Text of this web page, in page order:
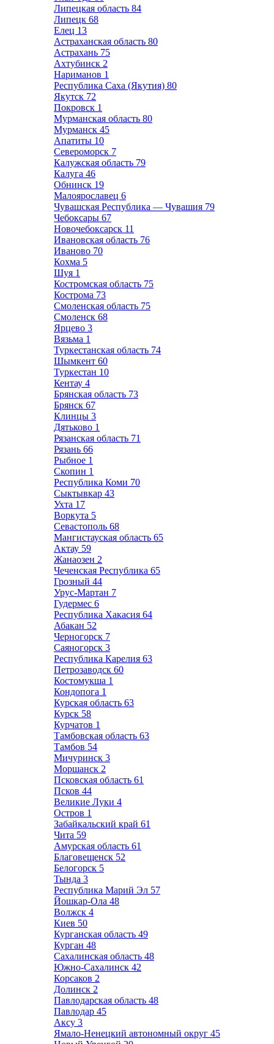
Липецкая область 84
Липецк 68
Елец 13
Астраханская область 80
Астрахань 75
Ахтубинск 2
Нариманов 1
Республика Саха (Якутия) 80
Якутск 72
Покровск 1
Мурманская область 80
Мурманск 45
Апатиты 10
Североморск 7
Калужская область 79
Калуга 46
Обнинск 19
Малоярославец 6
Чувашская Республика — Чувашия 79
Чебоксары 67
Новочебоксарск 11
Ивановская область 76
Иваново 70
Кохма 5
Шуя 1
Костромская область 75
Кострома 73
Смоленская область 75
Смоленск 68
Ярцево 3
Вязьма 1
Туркестанская область 74
Шымкент 60
Туркестан 10
Кентау 4
Брянская область 73
Брянск 67
Клинцы 3
Дятьково 1
Рязанская область 71
Рязань 66
Рыбное 1
Скопин 1
Республика Коми 70
Сыктывкар 43
Ухта 17
Воркута 5
Севастополь 68
Мангистауская область 65
Актау 59
Жанаозен 2
Чеченская Республика 65
Грозный 44
Урус-Мартан 7
Гудермес 6
Республика Хакасия 64
Абакан 52
Черногорск 7
Саяногорск 3
Республика Карелия 63
Петрозаводск 60
Костомукша 1
Кондопога 1
Курская область 63
Курск 58
Курчатов 1
Тамбовская область 63
Тамбов 54
Мичуринск 3
Моршанск 2
Псковская область 61
Псков 44
Великие Луки 4
Остров 1
Забайкальский край 61
Чита 59
Амурская область 61
Благовещенск 52
Белогорск 5
Тында 3
Республика Марий Эл 57
Йошкар-Ола 48
Волжск 4
Киев 50
Курганская область 49
Курган 48
Сахалинская область 48
Южно-Сахалинск 42
Корсаков 2
Долинск 2
Павлодарская область 48
Павлодар 45
Аксу 3
Ямало-Ненецкий автономный округ 45